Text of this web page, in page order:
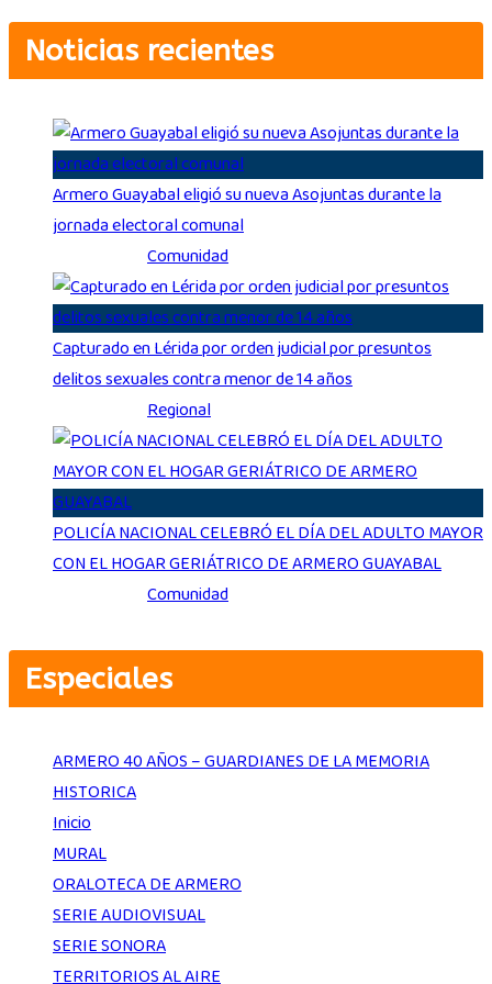
Noticias recientes
Armero Guayabal eligió su nueva Asojuntas durante la
jornada electoral comunal
Comunidad
Capturado en Lérida por orden judicial por presuntos
delitos sexuales contra menor de 14 años
Regional
POLICÍA NACIONAL CELEBRÓ EL DÍA DEL ADULTO MAYOR
CON EL HOGAR GERIÁTRICO DE ARMERO GUAYABAL
Comunidad
Especiales
ARMERO 40 AÑOS – GUARDIANES DE LA MEMORIA
HISTORICA
Inicio
MURAL
ORALOTECA DE ARMERO
SERIE AUDIOVISUAL
SERIE SONORA
TERRITORIOS AL AIRE